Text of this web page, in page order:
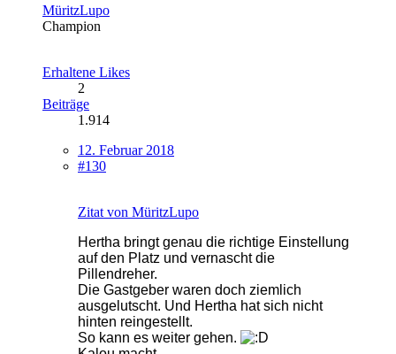
MüritzLupo
Champion
Erhaltene Likes
2
Beiträge
1.914
12. Februar 2018
#130
Zitat von MüritzLupo
Hertha bringt genau die richtige Einstellung
auf den Platz und vernascht die
Pillendreher.
Die Gastgeber waren doch ziemlich
ausgelutscht. Und Hertha hat sich nicht
hinten reingestellt.
So kann es weiter gehen.